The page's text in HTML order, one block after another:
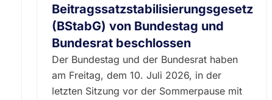
Beitragssatzstabilisierungsgesetz
(BStabG) von Bundestag und
Bundesrat beschlossen
Der Bundestag und der Bundesrat haben
am Freitag, dem 10. Juli 2026, in der
letzten Sitzung vor der Sommerpause mit